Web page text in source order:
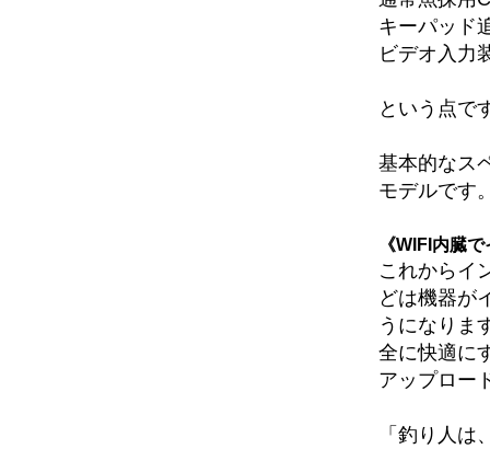
キーパッド
ビデオ入力
という点で
基本的なス
モデルです
《WIFI内臓
これから
どは機器が
うになりま
全に快適に
アップロー
「釣り人